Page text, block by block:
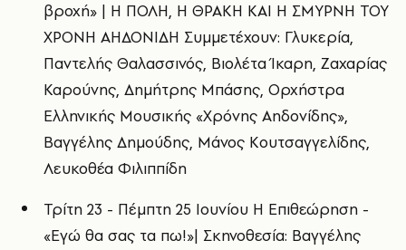
βροχή» | Η ΠΟΛΗ, Η ΘΡΑΚΗ ΚΑΙ Η ΣΜΥΡΝΗ ΤΟΥ
ΧΡΟΝΗ ΑΗΔΟΝΙΔΗ Συμμετέχουν: Γλυκερία,
Παντελής Θαλασσινός, Βιολέτα Ίκαρη, Ζαχαρίας
Καρούνης, Δημήτρης Μπάσης, Ορχήστρα
Ελληνικής Μουσικής «Χρόνης Αηδονίδης»,
Βαγγέλης Δημούδης, Μάνος Κουτσαγγελίδης,
Λευκοθέα Φιλιππίδη
Τρίτη 23 - Πέμπτη 25 Ιουνίου Η Επιθεώρηση -
«Εγώ θα σας τα πω!»| Σκηνοθεσία: Βαγγέλης